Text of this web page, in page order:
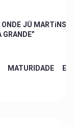
ONDE JÚ MARTiNS
GRANDE”
MATURIDADE E